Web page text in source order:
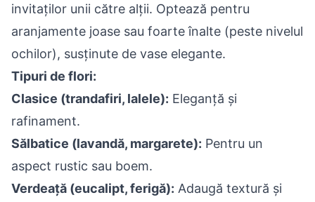
invitaților unii către alții. Optează pentru
aranjamente joase sau foarte înalte (peste nivelul
ochilor), susținute de vase elegante.
Tipuri de flori:
Clasice (trandafiri, lalele): Eleganță și
rafinament.
Sălbatice (lavandă, margarete): Pentru un
aspect rustic sau boem.
Verdeață (eucalipt, ferigă): Adaugă textură și